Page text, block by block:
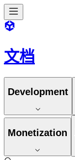
文档
Development
Monetization